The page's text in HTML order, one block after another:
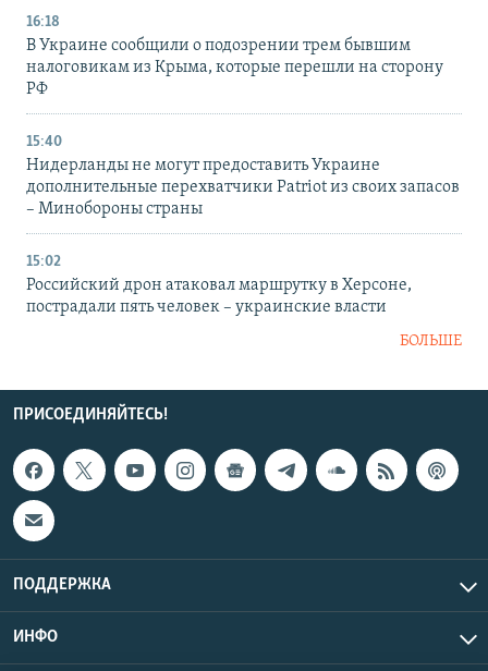
16:18
В Украине сообщили о подозрении трем бывшим
налоговикам из Крыма, которые перешли на сторону
РФ
15:40
Нидерланды не могут предоставить Украине
дополнительные перехватчики Patriot из своих запасов
– Минобороны страны
15:02
Российский дрон атаковал маршрутку в Херсоне,
пострадали пять человек – украинские власти
БОЛЬШЕ
ПРИСОЕДИНЯЙТЕСЬ!
ПОДДЕРЖКА
ИНФО